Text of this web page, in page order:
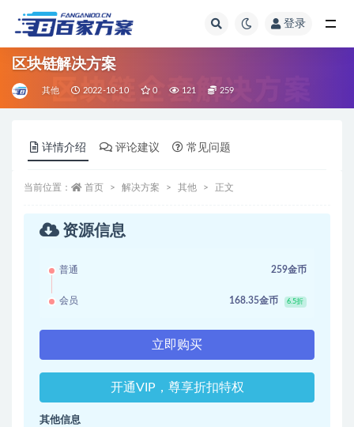
登录
区块链解决方案
其他 2022-10-10 0 121 259
详情介绍 评论建议 常见问题
当前位置： 首页 解决方案 其他 正文
资源信息
普通 259金币
会员 168.35金币 6.5折
立即购买
开通VIP，尊享折扣特权
其他信息